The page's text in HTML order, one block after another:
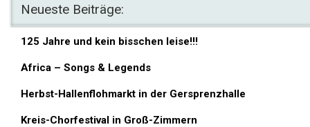
Neueste Beiträge:
125 Jahre und kein bisschen leise!!!
Africa – Songs & Legends
Herbst-Hallenflohmarkt in der Gersprenzhalle
Kreis-Chorfestival in Groß-Zimmern